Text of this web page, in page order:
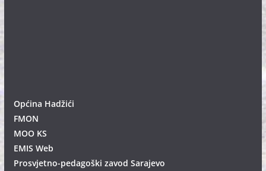
Općina Hadžići
FMON
MOO KS
EMIS Web
Prosvjetno-pedagoški zavod Sarajevo